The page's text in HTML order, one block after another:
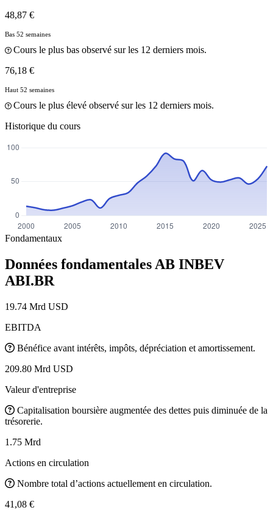
48,87 €
Bas 52 semaines
Cours le plus bas observé sur les 12 derniers mois.
76,18 €
Haut 52 semaines
Cours le plus élevé observé sur les 12 derniers mois.
Historique du cours
Fondamentaux
Données fondamentales AB INBEV
ABI.BR
19.74 Mrd USD
EBITDA
Bénéfice avant intérêts, impôts, dépréciation et amortissement.
209.80 Mrd USD
Valeur d'entreprise
Capitalisation boursière augmentée des dettes puis diminuée de la
trésorerie.
1.75 Mrd
Actions en circulation
Nombre total d’actions actuellement en circulation.
41,08 €